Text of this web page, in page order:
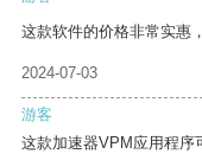
这款软件的价格非常实惠
2024-07-03
游客
这款加速器VPM应用程序